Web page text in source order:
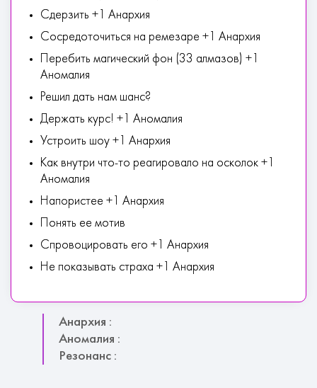
Сдерзить +1 Анархия
Сосредоточиться на ремезаре +1 Анархия
Перебить магический фон (33 алмазов) +1
Аномалия
Решил дать нам шанс?
Держать курс! +1 Аномалия
Устроить шоу +1 Анархия
Как внутри что-то реагировало на осколок +1
Аномалия
Напористее +1 Анархия
Понять ее мотив
Спровоцировать его +1 Анархия
Не показывать страха +1 Анархия
Анархия :
Аномалия :
Резонанс :